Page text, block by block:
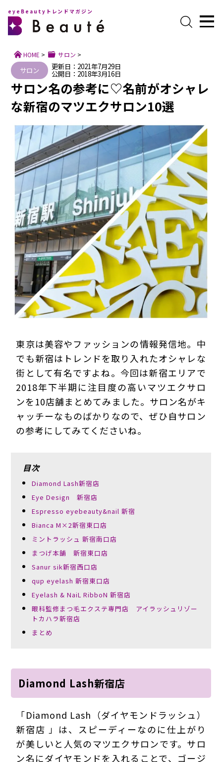
プライバシーポリシー
eyeBeautyトレンドマガジン
HOME > サロン >
サロン 更新日：2021年7月29日
公開日：2018年3月16日
サロン名の参考に♡名前がオシャレ
な新宿のマツエクサロン10選
東京は美容やファッションの情報発信地。中
でも新宿はトレンドを取り入れたオシャレな
街として有名ですよね。今回は新宿エリアで
2018年下半期に注目度の高いマツエクサロ
ンを10店舗まとめてみました。サロン名がキ
ャッチーなものばかりなので、ぜひ自サロン
の参考にしてみてくださいね。
目次
Diamond Lash新宿店
Eye Design 新宿店
Espresso eyebeauty&nail 新宿
Bianca M×2新宿東口店
ミントラッシュ 新宿南口店
まつげ本舗 新宿東口店
Sanur sik新宿西口店
qup eyelash 新宿東口店
Eyelash & NaiL RibboN 新宿店
眼科監修まつ毛エクステ専門店 アイラッシュリゾー
トカハラ新宿店
まとめ
Diamond Lash新宿店
「Diamond Lash（ダイヤモンドラッシュ）
新宿店 」は、スピーディーなのに仕上がり
が美しいと人気のマツエクサロンです。サロ
ン名にダイヤモンドを入れることで、ゴージ